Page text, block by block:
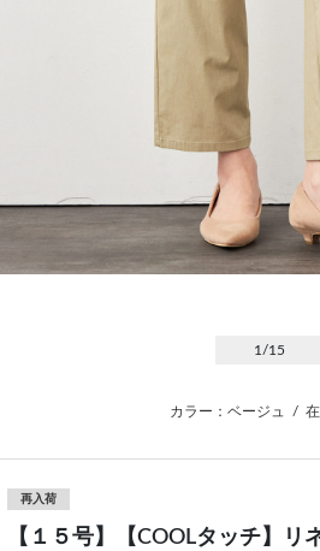
1 /15
カラー：ベージュ /
再入荷
【１５号】【COOLタッチ】リ